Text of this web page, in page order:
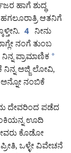
ಹಾಗೆ ಶುದ್ಧ
ಆತನಿಗೆ
4 ನೀನು
ನಂಗೆ ತುಂಬ
ನಿನ್ನ ಪ್ರಾಮಾಣಿಕ *
ಅಜ್ಜಿ ಲೋವಿ,
ಅನ್ನೋ ನಂಬಿಕೆ
ದೇವರಿಂದ ಪಡೆದ
ಊದಿ
ಕೊಡೋ
ಪ್ರೀತಿ, ಒಳ್ಳೇ ವಿವೇಚನೆ